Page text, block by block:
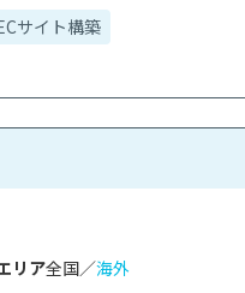
サイト構築
リア全国／海外